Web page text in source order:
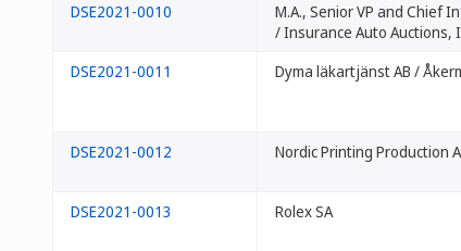
DSE2021-0010
M.A., Senior VP and Chief
/ Insurance Auto Auctions,
DSE2021-0011
Dyma läkartjänst AB /
DSE2021-0012
Nordic Printing Production
DSE2021-0013
Rolex SA